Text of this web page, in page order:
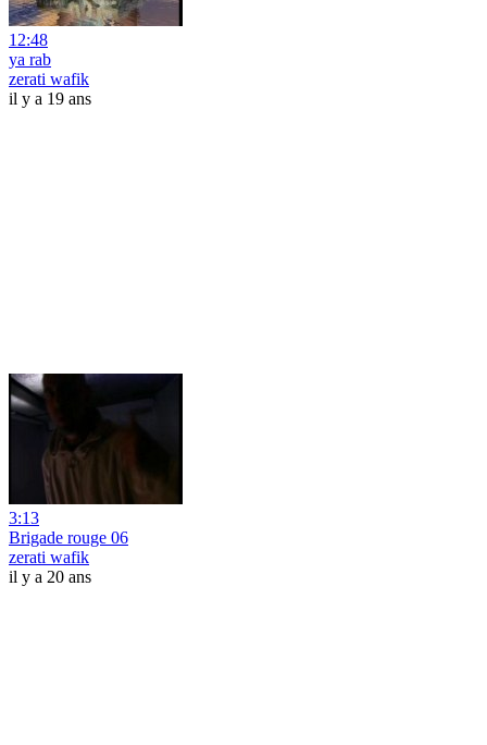
12:48
ya rab
zerati wafik
il y a 19 ans
3:13
Brigade rouge 06
zerati wafik
il y a 20 ans